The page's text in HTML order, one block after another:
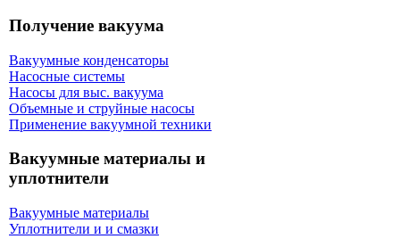
Получение вакуума
Вакуумные конденсаторы
Насосные системы
Насосы для выс. вакуума
Объемные и струйные насосы
Применение вакуумной техники
Вакуумные материалы и
уплотнители
Вакуумные материалы
Уплотнители и и смазки